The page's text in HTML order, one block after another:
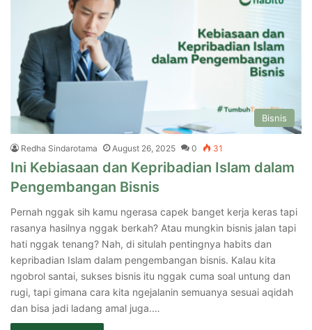
Bisnis
Redha Sindarotama August 26, 2025 0 31
Ini Kebiasaan dan Kepribadian Islam dalam
Pengembangan Bisnis
Pernah nggak sih kamu ngerasa capek banget kerja keras tapi
rasanya hasilnya nggak berkah? Atau mungkin bisnis jalan tapi
hati nggak tenang? Nah, di situlah pentingnya habits dan
kepribadian Islam dalam pengembangan bisnis. Kalau kita
ngobrol santai, sukses bisnis itu nggak cuma soal untung dan
rugi, tapi gimana cara kita ngejalanin semuanya sesuai aqidah
dan bisa jadi ladang amal juga.…